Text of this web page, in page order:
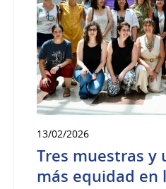
13/02/2026
Tres muestras y
más equidad en